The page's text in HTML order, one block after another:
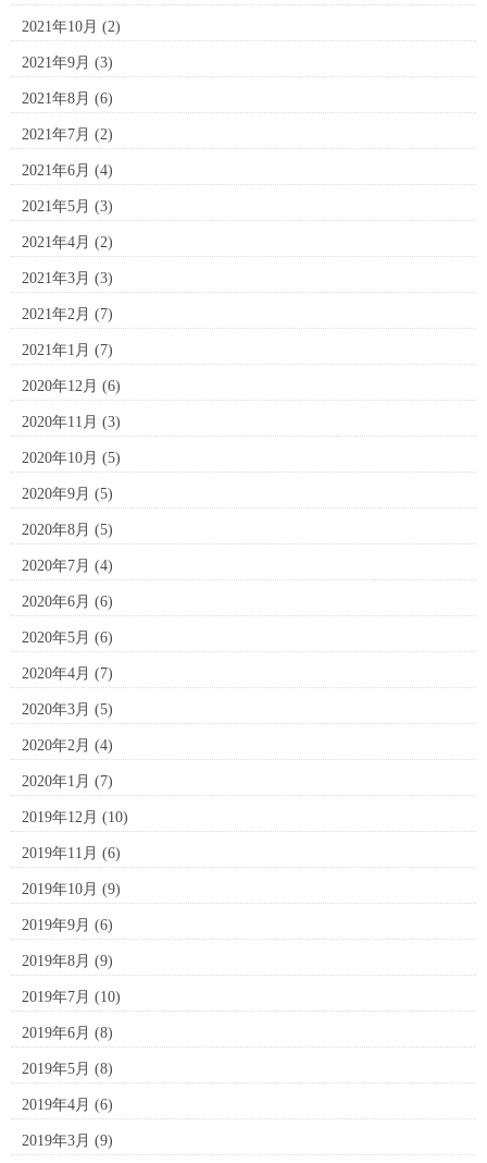
2021年10月 (2)
2021年9月 (3)
2021年8月 (6)
2021年7月 (2)
2021年6月 (4)
2021年5月 (3)
2021年4月 (2)
2021年3月 (3)
2021年2月 (7)
2021年1月 (7)
2020年12月 (6)
2020年11月 (3)
2020年10月 (5)
2020年9月 (5)
2020年8月 (5)
2020年7月 (4)
2020年6月 (6)
2020年5月 (6)
2020年4月 (7)
2020年3月 (5)
2020年2月 (4)
2020年1月 (7)
2019年12月 (10)
2019年11月 (6)
2019年10月 (9)
2019年9月 (6)
2019年8月 (9)
2019年7月 (10)
2019年6月 (8)
2019年5月 (8)
2019年4月 (6)
2019年3月 (9)